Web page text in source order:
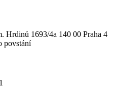
Hrdinů 1693/4a 140 00 Praha 4
povstání